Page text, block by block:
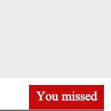
You missed